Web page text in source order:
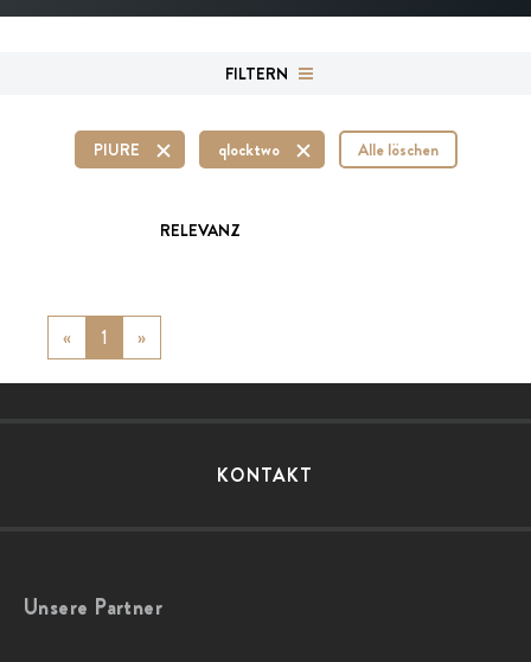
FILTERN
PIURE qlocktwo Alle löschen
RELEVANZ
« Previous
1 »
KONTAKT
Unsere Partner